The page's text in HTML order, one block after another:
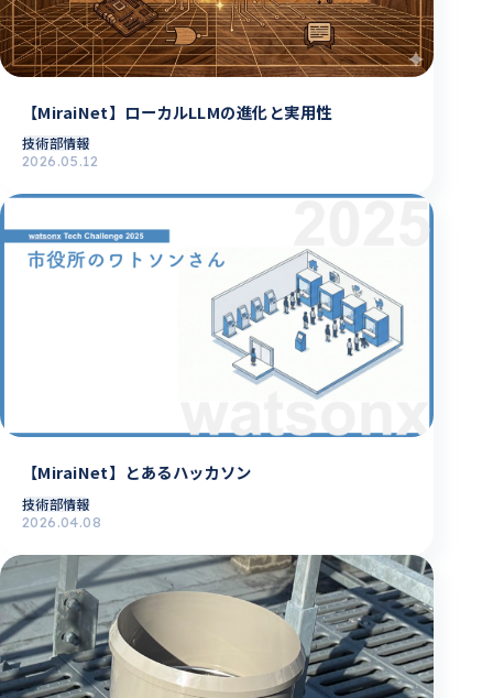
【MiraiNet】ローカルLLMの進化と実用性
技術部情報
2026.05.12
【MiraiNet】とあるハッカソン
技術部情報
2026.04.08